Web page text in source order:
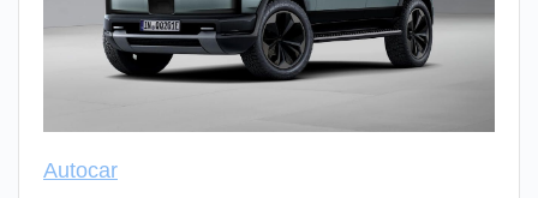
Autocar